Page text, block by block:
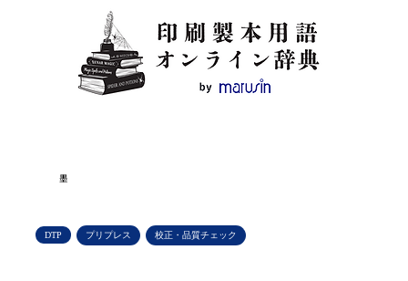
墨
DTP プリプレス 校正・品質チェック